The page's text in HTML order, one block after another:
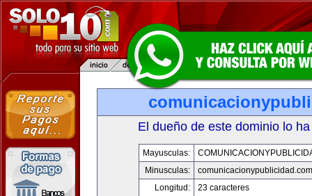
El dueño de este dominio lo
Mayusculas:
Minusculas:
comunicacionypublicidad.com
Longitud:
23 caracteres